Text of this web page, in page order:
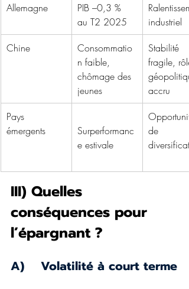
Allemagne
PIB –0,3 %
au T2 2025
industriel
Chine
Consommatio
n faible,
chômage des
jeunes
Stabilité
fragile, rôle
accru
Pays
émergents
Surperformanc
e estivale
de
III) Quelles
conséquences pour
l’épargnant ?
A)    Volatilité à court terme